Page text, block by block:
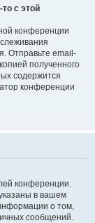
с этой
конференции
Отправьте email-
полученного
содержится
конференции
конференции.
в вашем
о том,
сообщений.